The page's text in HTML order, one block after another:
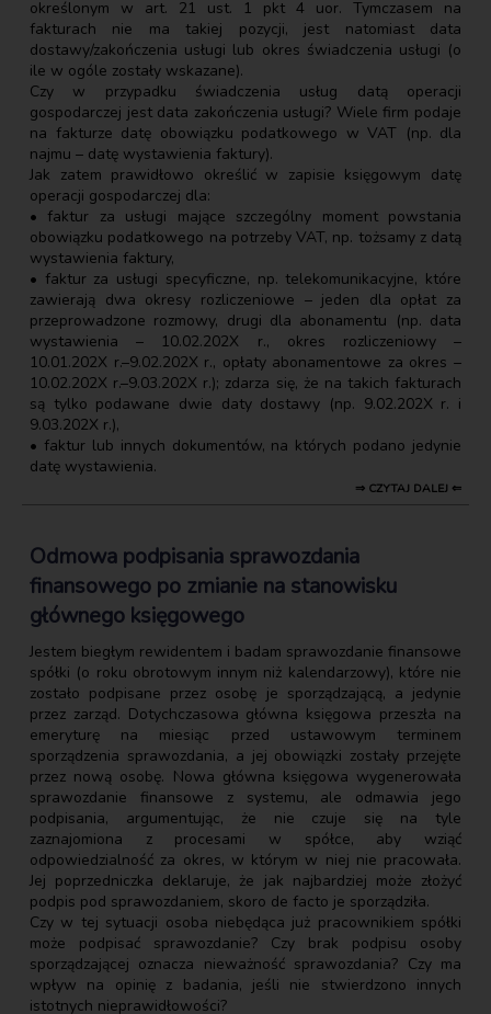
określonym w art. 21 ust. 1 pkt 4 uor. Tymczasem na
fakturach nie ma takiej pozycji, jest natomiast data
dostawy/zakończenia usługi lub okres świadczenia usługi (o
ile w ogóle zostały wskazane).
Czy w przypadku świadczenia usług datą operacji
gospodarczej jest data zakończenia usługi? Wiele firm podaje
na fakturze datę obowiązku podatkowego w VAT (np. dla
najmu – datę wystawienia faktury).
Jak zatem prawidłowo określić w zapisie księgowym datę
operacji gospodarczej dla:
• faktur za usługi mające szczególny moment powstania
obowiązku podatkowego na potrzeby VAT, np. tożsamy z datą
wystawienia faktury,
• faktur za usługi specyficzne, np. telekomunikacyjne, które
zawierają dwa okresy rozliczeniowe – jeden dla opłat za
przeprowadzone rozmowy, drugi dla abonamentu (np. data
wystawienia – 10.02.202X r., okres rozliczeniowy –
10.01.202X r.–9.02.202X r., opłaty abonamentowe za okres –
10.02.202X r.–9.03.202X r.); zdarza się, że na takich fakturach
są tylko podawane dwie daty dostawy (np. 9.02.202X r. i
9.03.202X r.),
• faktur lub innych dokumentów, na których podano jedynie
datę wystawienia.
⇒ CZYTAJ DALEJ ⇐
Odmowa podpisania sprawozdania
finansowego po zmianie na stanowisku
głównego księgowego
Jestem biegłym rewidentem i badam sprawozdanie finansowe
spółki (o roku obrotowym innym niż kalendarzowy), które nie
zostało podpisane przez osobę je sporządzającą, a jedynie
przez zarząd. Dotychczasowa główna księgowa przeszła na
emeryturę na miesiąc przed ustawowym terminem
sporządzenia sprawozdania, a jej obowiązki zostały przejęte
przez nową osobę. Nowa główna księgowa wygenerowała
sprawozdanie finansowe z systemu, ale odmawia jego
podpisania, argumentując, że nie czuje się na tyle
zaznajomiona z procesami w spółce, aby wziąć
odpowiedzialność za okres, w którym w niej nie pracowała.
Jej poprzedniczka deklaruje, że jak najbardziej może złożyć
podpis pod sprawozdaniem, skoro de facto je sporządziła.
Czy w tej sytuacji osoba niebędąca już pracownikiem spółki
może podpisać sprawozdanie? Czy brak podpisu osoby
sporządzającej oznacza nieważność sprawozdania? Czy ma
wpływ na opinię z badania, jeśli nie stwierdzono innych
istotnych nieprawidłowości?